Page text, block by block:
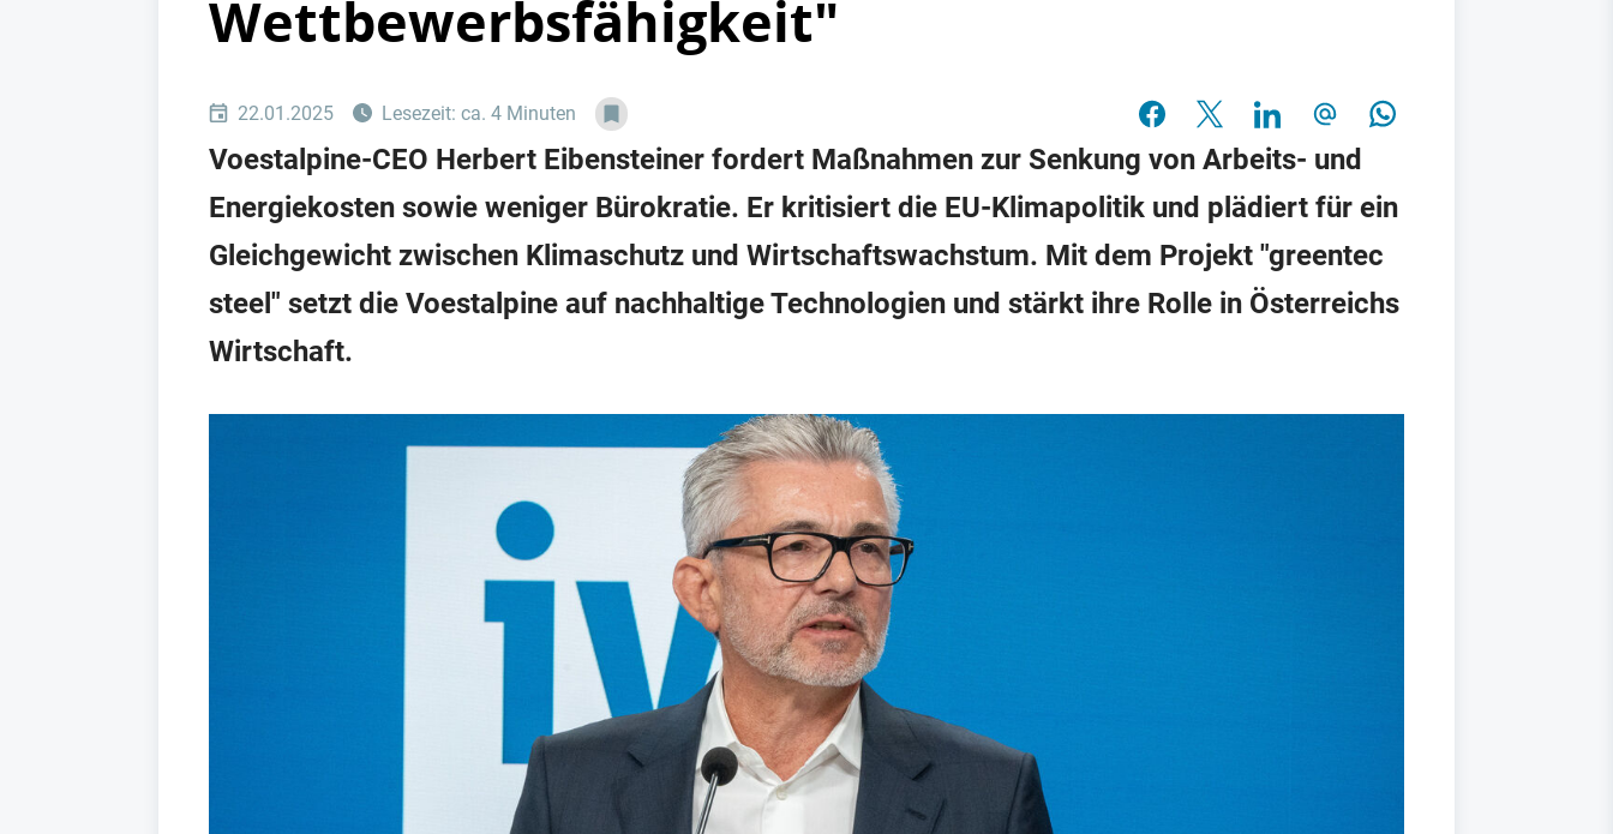
Wettbewerbsfähigkeit"
22.01.2025 Lesezeit: ca. 4 Minuten
Voestalpine-CEO Herbert Eibensteiner fordert Maßnahmen zur Senkung von Arbeits- und
Energiekosten sowie weniger Bürokratie. Er kritisiert die EU-Klimapolitik und plädiert für ein
Gleichgewicht zwischen Klimaschutz und Wirtschaftswachstum. Mit dem Projekt "greentec
steel" setzt die Voestalpine auf nachhaltige Technologien und stärkt ihre Rolle in Österreichs
Wirtschaft.